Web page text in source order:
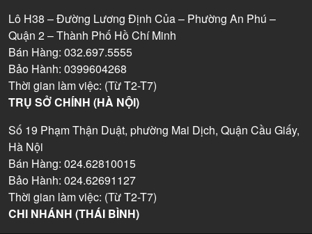
Lô H38 – Đường Lương Định Của – Phường An Phú –
Quận 2 – Thành Phố Hồ Chí Minh
Bán Hàng: 032.697.5555
Bảo Hành: 0399604268
Thời gian làm việc: (Từ T2-T7)
TRỤ SỞ CHÍNH (HÀ NỘI)
Số 19 Phạm Thận Duật, phường Mai Dịch, Quận Cầu Giấy,
Hà Nội
Bán Hàng: 024.62810015
Bảo Hành: 024.62691127
Thời gian làm việc: (Từ T2-T7)
CHI NHÁNH (THÁI BÌNH)